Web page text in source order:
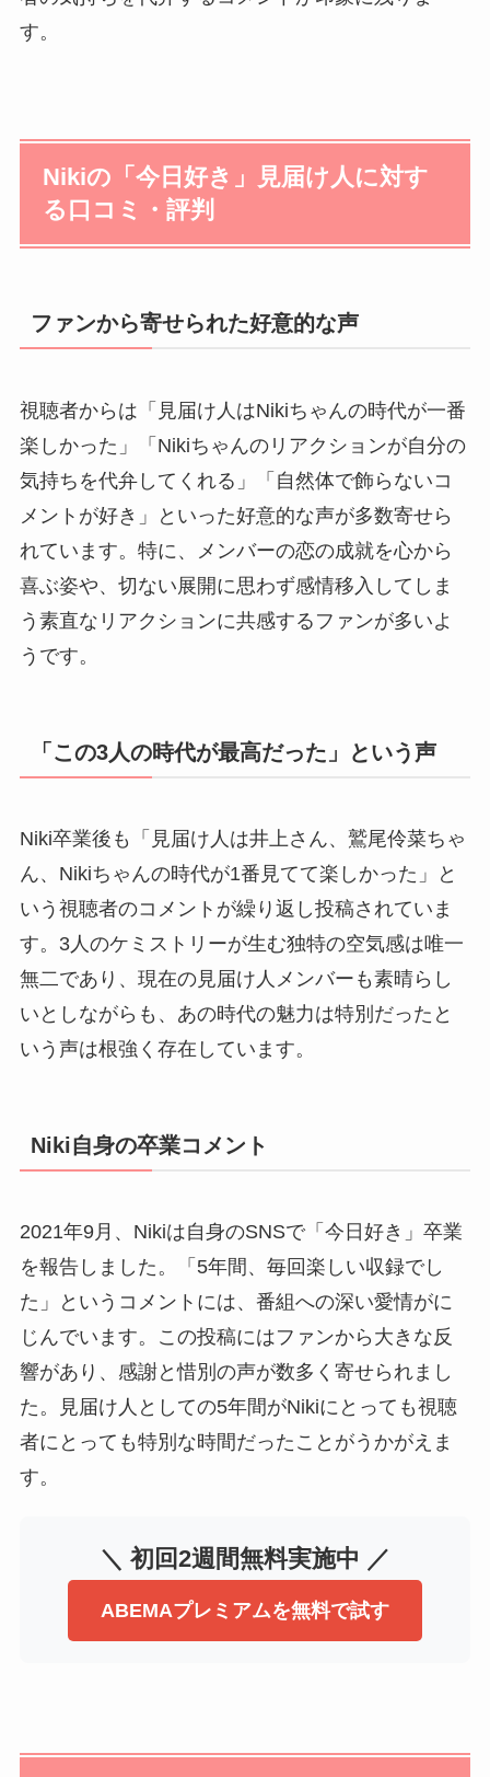
す。
Nikiの「今日好き」見届け人に対す
る口コミ・評判
ファンから寄せられた好意的な声
視聴者からは「見届け人はNikiちゃんの時代が一番
楽しかった」「Nikiちゃんのリアクションが自分の
気持ちを代弁してくれる」「自然体で飾らないコ
メントが好き」といった好意的な声が多数寄せら
れています。特に、メンバーの恋の成就を心から
喜ぶ姿や、切ない展開に思わず感情移入してしま
う素直なリアクションに共感するファンが多いよ
うです。
「この3人の時代が最高だった」という声
Niki卒業後も「見届け人は井上さん、鷲尾伶菜ちゃ
ん、Nikiちゃんの時代が1番見てて楽しかった」と
いう視聴者のコメントが繰り返し投稿されていま
す。3人のケミストリーが生む独特の空気感は唯一
無二であり、現在の見届け人メンバーも素晴らし
いとしながらも、あの時代の魅力は特別だったと
いう声は根強く存在しています。
Niki自身の卒業コメント
2021年9月、Nikiは自身のSNSで「今日好き」卒業
を報告しました。「5年間、毎回楽しい収録でし
た」というコメントには、番組への深い愛情がに
じんでいます。この投稿にはファンから大きな反
響があり、感謝と惜別の声が数多く寄せられまし
た。見届け人としての5年間がNikiにとっても視聴
者にとっても特別な時間だったことがうかがえま
す。
＼ 初回2週間無料実施中 ／
ABEMAプレミアムを無料で試す